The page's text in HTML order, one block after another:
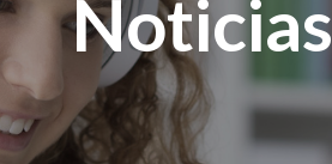
Noticias